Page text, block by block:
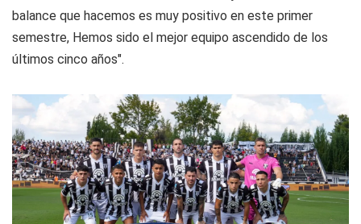
balance que hacemos es muy positivo en este primer
semestre, Hemos sido el mejor equipo ascendido de los
últimos cinco años".